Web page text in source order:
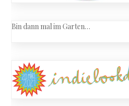
Bin dann mal im Garten…